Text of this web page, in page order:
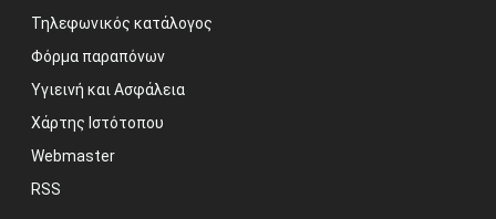
Τηλεφωνικός κατάλογος
Φόρμα παραπόνων
Υγιεινή και Ασφάλεια
Χάρτης Ιστότοπου
Webmaster
RSS